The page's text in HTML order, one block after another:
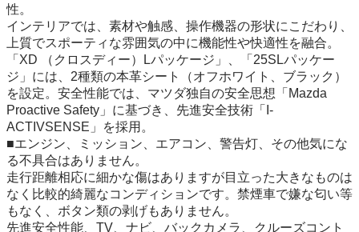
性。
インテリアでは、素材や触感、操作機器の形状にこだわり、
上質でスポーティな雰囲気の中に機能性や快適性を融合。
「XD （クロスディー）Lパッケージ」、「25SLパッケー
ジ」には、2種類の本革シート（オフホワイト、ブラック）
を設定。安全性能では、マツダ独自の安全思想「Mazda
Proactive Safety」に基づき、先進安全技術「I-
ACTIVSENSE」を採用。
■エンジン、ミッション、エアコン、警告灯、その他気にな
る不具合はありません。
走行距離相応に細かな傷はありますが目立った大きなものは
なく比較的綺麗なコンディションです。禁煙車で嫌な匂い等
もなく、ボタン類の剥げもありません。
先進安全性能、TV、ナビ、バックカメラ、クルーズコント